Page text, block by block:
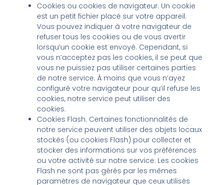
Cookies ou cookies de navigateur. Un cookie
est un petit fichier placé sur votre appareil.
Vous pouvez indiquer à votre navigateur de
refuser tous les cookies ou de vous avertir
lorsqu’un cookie est envoyé. Cependant, si
vous n’acceptez pas les cookies, il se peut que
vous ne puissiez pas utiliser certaines parties
de notre service. À moins que vous n’ayez
configuré votre navigateur pour qu’il refuse les
cookies, notre service peut utiliser des
cookies.
Cookies Flash. Certaines fonctionnalités de
notre service peuvent utiliser des objets locaux
stockés (ou cookies Flash) pour collecter et
stocker des informations sur vos préférences
ou votre activité sur notre service. Les cookies
Flash ne sont pas gérés par les mêmes
paramètres de navigateur que ceux utilisés